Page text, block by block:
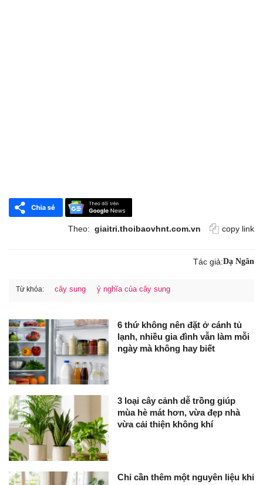
Theo: giaitri.thoibaovhnt.com.vn copy link
Tác giả:Dạ Ngân
Từ khóa: cây sung ý nghĩa của cây sung
6 thứ không nên đặt ở cánh tủ
lạnh, nhiều gia đình vẫn làm mỗi
ngày mà không hay biết
3 loại cây cảnh dễ trồng giúp
mùa hè mát hơn, vừa đẹp nhà
vừa cải thiện không khí
Chỉ cần thêm một nguyên liệu khi